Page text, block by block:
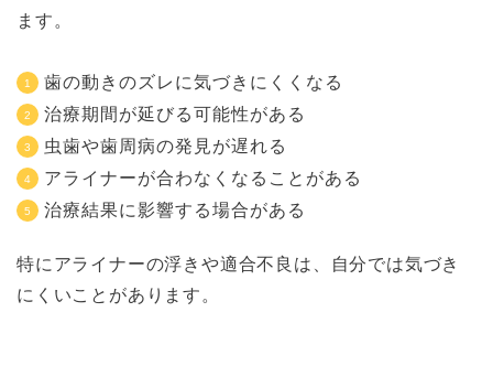
ます。
歯の動きのズレに気づきにくくなる
治療期間が延びる可能性がある
虫歯や歯周病の発見が遅れる
アライナーが合わなくなることがある
治療結果に影響する場合がある
特にアライナーの浮きや適合不良は、自分では気づき
にくいことがあります。